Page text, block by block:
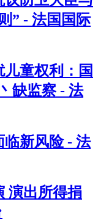
” - 法国国际
童权利：国
缺监察 - 法
新风险 - 法
演出所得捐